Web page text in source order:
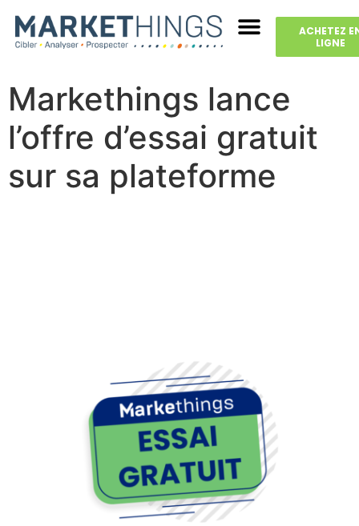
ACHETEZ
LIGNE
Markethings lance
l’offre d’essai gratuit
sur sa plateforme